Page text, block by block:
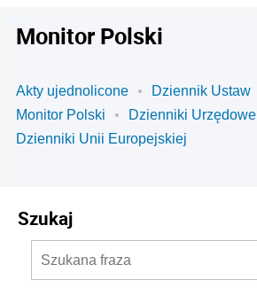
Monitor Polski
Akty ujednolicone
Dziennik Ustaw
Monitor Polski
Dzienniki Urzędowe
Dzienniki Unii Europejskiej
Szukaj